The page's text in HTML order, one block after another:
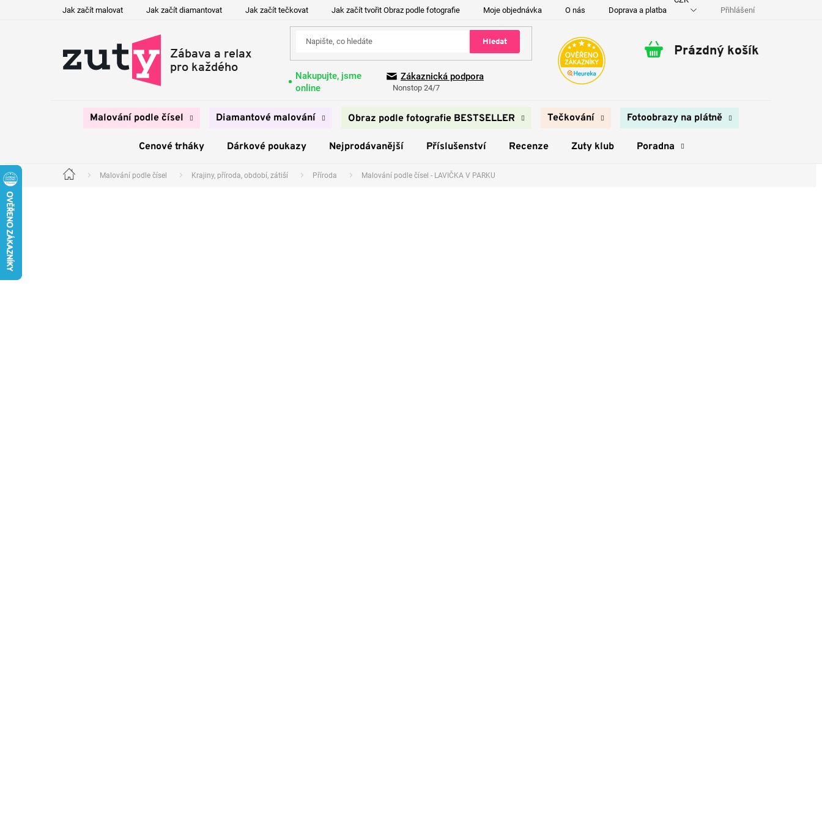
Jak začít malovat Jak začít diamantovat Jak začít tečkovat Jak začít tvořit Obraz podle fotografie Moje objednávka O nás Doprava a platba Kontakty Přihlášení
Hledat
Nakupujte, jsme
online
Zákaznická podpora
Nonstop 24/7
Nákupní
Prázdný košík
Malování podle čísel Diamantové malování Obraz podle fotografie BESTSELLER Tečkování Fotoobrazy na plátně
Cenové trháky Dárkové poukazy Nejprodávanější Příslušenství Recenze Zuty klub Poradna
Domů Malování podle čísel Krajiny, příroda, období, zátiší Příroda Malování podle čísel - LAVIČKA V PARKU